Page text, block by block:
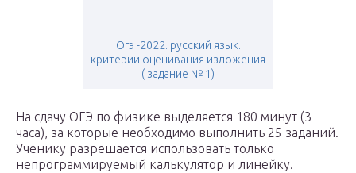
Огэ -2022. русский язык.
критерии оценивания изложения
( задание № 1)
На сдачу ОГЭ по физике выделяется 180 минут (3
часа), за которые необходимо выполнить 25 заданий.
Ученику разрешается использовать только
непрограммируемый калькулятор и линейку.